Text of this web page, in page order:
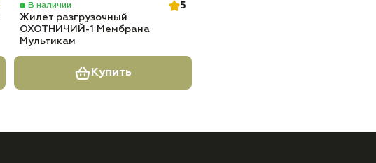
В наличии
5
Жилет разгрузочный
ОХОТНИЧИЙ-1 Мембрана
Мультикам
Купить